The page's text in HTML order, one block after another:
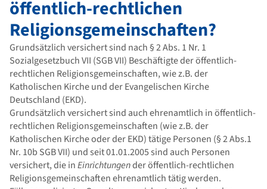
öffentlich-rechtlichen
Religionsgemeinschaften?
Grundsätzlich versichert sind nach § 2 Abs. 1 Nr. 1
Sozialgesetzbuch VII (SGB VII) Beschäftigte der öffentlich-
rechtlichen Religionsgemeinschaften, wie z.B. der
Katholischen Kirche und der Evangelischen Kirche
Deutschland (EKD).
Grundsätzlich versichert sind auch ehrenamtlich in öffentlich-
rechtlichen Religionsgemeinschaften (wie z.B. der
Katholischen Kirche oder der EKD) tätige Personen (§ 2 Abs.1
Nr. 10b SGB VII) und seit 01.01.2005 sind auch Personen
versichert, die inEinrichtungender öffentlich-rechtlichen
Religionsgemeinschaften ehrenamtlich tätig werden.